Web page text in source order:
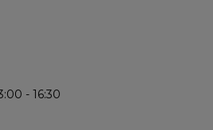
- 16:30